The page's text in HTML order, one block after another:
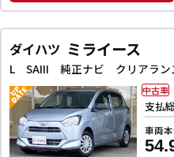
ダイハツ ミライース
支払
車両
中古車